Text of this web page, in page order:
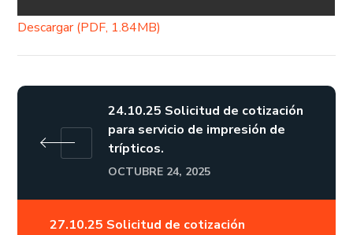
Descargar (PDF, 1.84MB)
24.10.25 Solicitud de cotización
para servicio de impresión de
trípticos.
OCTUBRE 24, 2025
27.10.25 Solicitud de cotización